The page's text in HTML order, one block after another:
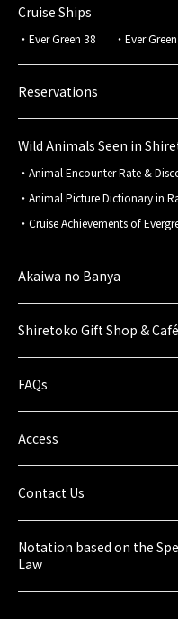
Cruise Ships
Ever Green 38 Ever Green
Reservations
Wild Animals Seen in
Animal Encounter Rate &
Animal Picture Dictionary in
Cruise Achievements of
Akaiwa no Banya
Shiretoko Gift Shop &
FAQs
Access
Contact Us
Notation based on the
Law